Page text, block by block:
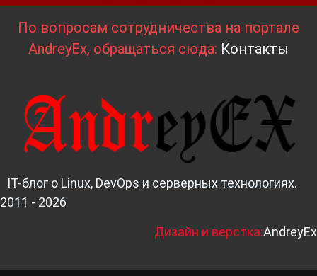
По вопросам сотрудничества на портале
AndreyEx, обращаться сюда: Контакты
IT-блог о Linux, DevOps и серверных технологиях.
2011 - 2026
Дизайн и верстка:AndreyEx